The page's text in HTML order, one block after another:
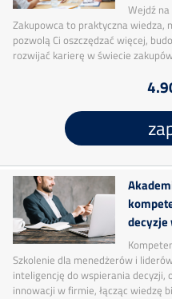
Wejdź
Zakupowca to praktyczna wiedza,
pozwolą Ci oszczędzać więcej,
rozwijać karierę w świecie
decyzje
Szkolenie dla menedżerów i
inteligencję do wspierania
innowacji w firmie, łącząc wiedzę